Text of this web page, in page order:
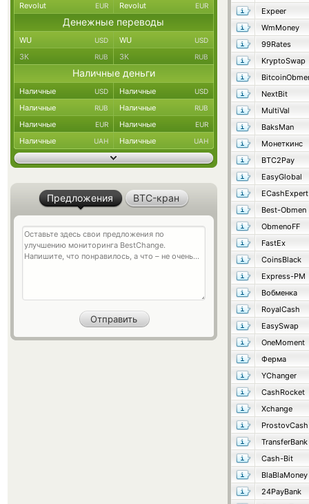
Expeer
WmMoney
99Rates
KryptoSwap
NextBit
MultiVal
BaksMan
Монеткинс
BTC2Pay
EasyGlobal
ECashExpert
Best-Obmen
ObmenoFF
FastEx
CoinsBlack
Express-PM
Вобменка
RoyalCash
EasySwap
OneMoment
Ферма
YChanger
CashRocket
Xchange
ProstovCash
TransferBank
Cash-Bit
BlaBlaMoney
24PayBank
Revolut EUR Revolut EUR
Денежные переводы
WU USD WU USD
ЗК RUB ЗК RUB
Наличные деньги
Наличные USD Наличные USD
Наличные RUB Наличные RUB
Наличные EUR Наличные EUR
Наличные UAH Наличные UAH
Предложения BTC-кран